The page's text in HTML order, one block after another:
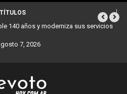
12 nuevos Bares Notables y ya son
la Ciudad
7, 2026